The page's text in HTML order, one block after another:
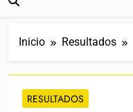
Inicio Resultados
RESULTADOS